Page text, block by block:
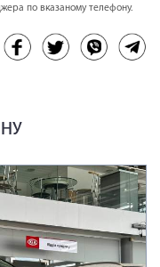
по вказаному телефону.